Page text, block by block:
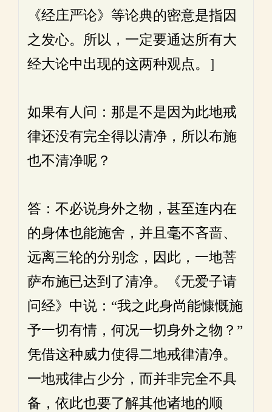
《经庄严论》等论典的密意是指因
之发心。所以，一定要通达所有大
经大论中出现的这两种观点。］
如果有人问：那是不是因为此地戒
律还没有完全得以清净，所以布施
也不清净呢？
答：不必说身外之物，甚至连内在
的身体也能施舍，并且毫不吝啬、
远离三轮的分别念，因此，一地菩
萨布施已达到了清净。《无爱子请
问经》中说：“我之此身尚能慷慨施
予一切有情，何况一切身外之物？”
凭借这种威力使得二地戒律清净。
一地戒律占少分，而并非完全不具
备，依此也要了解其他诸地的顺